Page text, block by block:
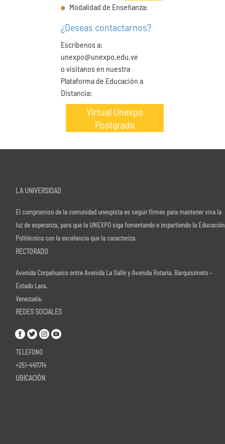
Modalidad de Enseñanza:
¿Deseas contactarnos?
Escríbenos a:
unexpo@unexpo.edu.ve
o visitanos en nuestra
Plataforma de Educación a
Distancia:
Virtual Unexpo
Postgrado
LA UNIVERSIDAD
El compromiso de la comunidad unexpista es seguir firmes para mantener viva la
luz de esperanza, para que la UNEXPO siga fomentando e impartiendo la Educación
Politécnica con la excelencia que la caracteriza.
RECTORADO
Avenida Corpahuaico entre Avenida La Salle y Avenida Rotaria. Barquisimeto –
Estado Lara.
Venezuela.
REDES SOCIALES
TELEFONO
+251-4411714
UBICACIÓN